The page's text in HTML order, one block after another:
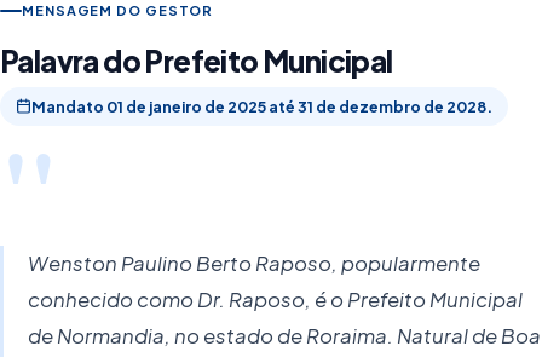
MENSAGEM DO GESTOR
Palavra do Prefeito Municipal
Mandato 01 de janeiro de 2025 até 31 de dezembro de 2028.
"Wenston Paulino Berto Raposo, popularmente
conhecido como Dr. Raposo, é o Prefeito Municipal
de Normandia, no estado de Roraima. Natural de Boa